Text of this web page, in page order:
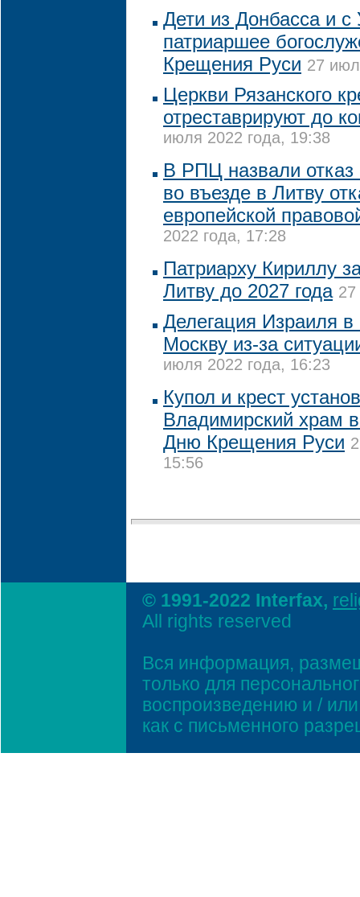
Дети из Донбасса и с
патриаршее
Крещения Руси 27
Церкви Рязанского
отреставрируют до
июля 2022 года, 19:38
В РПЦ назвали отказ
во въезде в Литву
европейской
2022 года, 17:28
Патриарху Кириллу
Литву до 2027 года
Делегация Израиля в
Москву из-за
июля 2022 года, 16:23
Купол и крест
Владимирский храм
Дню Крещения Руси
15:56
© 1991-2022 Interfax,
All rights reserved
Вся информация,
только для
воспроизведению и /
как с письменного